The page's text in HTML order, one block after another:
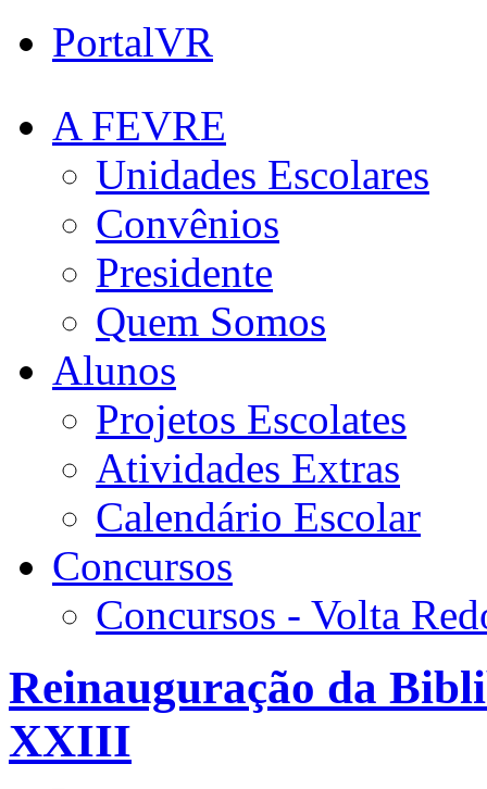
PortalVR
A FEVRE
Unidades Escolares
Convênios
Presidente
Quem Somos
Alunos
Projetos Escolates
Atividades Extras
Calendário Escolar
Concursos
Concursos - Volta
Reinauguração da
XXIII